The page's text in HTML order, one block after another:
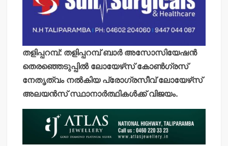
തളിപ്പറമ്പ്: തളിപ്പറമ്പ് ബാര്‍ അസോസിയേഷന്‍
തെരഞ്ഞെടുപ്പില്‍ ലോയേഴ്‌സ് കോണ്‍ഗ്രസ്
നേതൃത്വം നല്‍കിയ പ്രോഗ്രസീവ് ലോയേഴ്‌സ്
അലയന്‍സ് സ്ഥാനാര്‍ത്ഥികള്‍ക്ക് വിജയം.